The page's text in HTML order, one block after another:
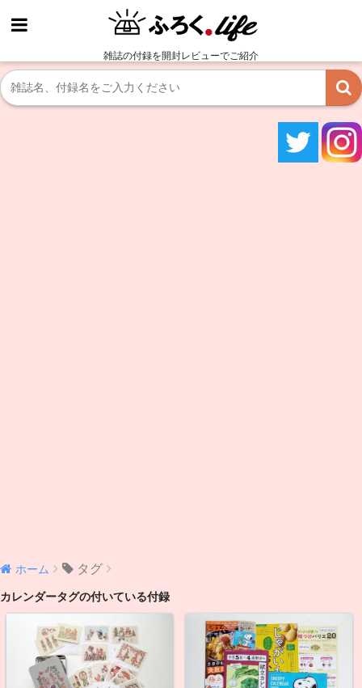
雑誌の付録を開封レビューでご紹介
ホーム タグ
カレンダータグの付いている付録